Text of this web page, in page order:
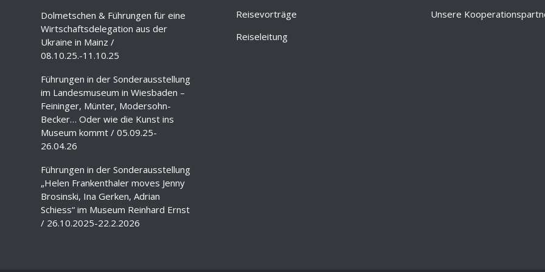
Dolmetschen & Führungen für eine
Wirtschaftsdelegation aus der
Ukraine in Mainz /
08.10.25.-11.10.25
Führungen in der Sonderausstellung
im Landesmuseum in Wiesbaden –
Feininger, Münter, Modersohn-
Becker… Oder wie die Kunst ins
Museum kommt / 05.09.25-
26.04.26
Führungen in der Sonderausstellung
„Helen Frankenthaler moves Jenny
Brosinski, Ina Gerken, Adrian
Schiess“ im Museum Reinhard Ernst
/ 26.10.2025-22.2.2026
Reisevorträge
Reiseleitung
Unsere